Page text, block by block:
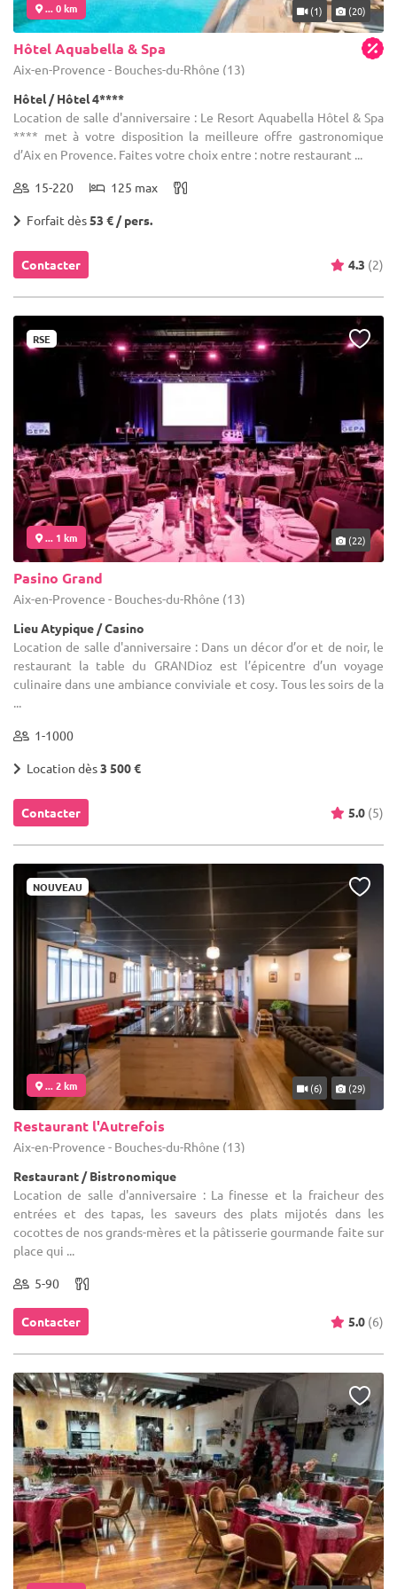
... 0 km (1) (20)
Hôtel Aquabella & Spa
Aix-en-Provence - Bouches-du-Rhône (13)
Hôtel / Hôtel 4****
Location de salle d'anniversaire : Le Resort Aquabella Hôtel & Spa
**** met à votre disposition la meilleure offre gastronomique
d’Aix en Provence. Faites votre choix entre : notre restaurant ...
15-220 125 max
Forfait dès53 € / pers.
Contacter 4.3 (2)
RSE
... 1 km (22)
Pasino Grand
Aix-en-Provence - Bouches-du-Rhône (13)
Lieu Atypique / Casino
Location de salle d'anniversaire : Dans un décor d’or et de noir, le
restaurant la table du GRANDioz est l’épicentre d’un voyage
culinaire dans une ambiance conviviale et cosy. Tous les soirs de la
...
1-1000
Location dès3 500 €
Contacter 5.0 (5)
NOUVEAU
... 2 km (6) (29)
Restaurant l'Autrefois
Aix-en-Provence - Bouches-du-Rhône (13)
Restaurant / Bistronomique
Location de salle d'anniversaire : La finesse et la fraicheur des
entrées et des tapas, les saveurs des plats mijotés dans les
cocottes de nos grands-mères et la pâtisserie gourmande faite sur
place qui ...
5-90
Contacter 5.0 (6)